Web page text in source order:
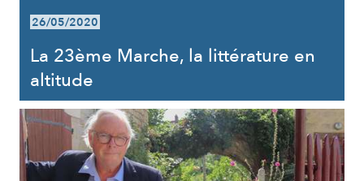
26/05/2020
La 23ème Marche, la littérature en
altitude